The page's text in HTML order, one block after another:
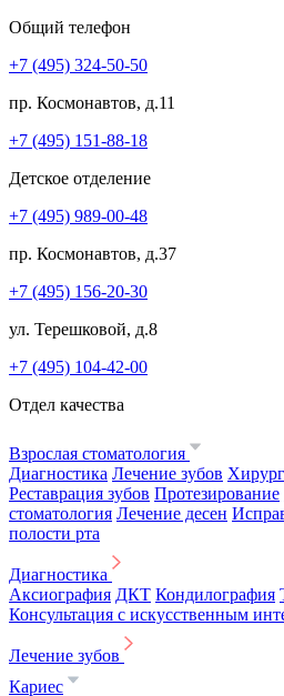
Общий телефон
+7 (495) 324-50-50
пр. Космонавтов, д.11
+7 (495) 151-88-18
Детское отделение
+7 (495) 989-00-48
пр. Космонавтов, д.37
+7 (495) 156-20-30
ул. Терешковой, д.8
+7 (495) 104-42-00
Отдел качества
Взрослая стоматология
Диагностика Лечение зубов
Реставрация зубов Протезирование
стоматология Лечение десен
полости рта
Диагностика
Аксиография ДКТ Кондилография
Консультация с искусственным
Лечение зубов
Кариес